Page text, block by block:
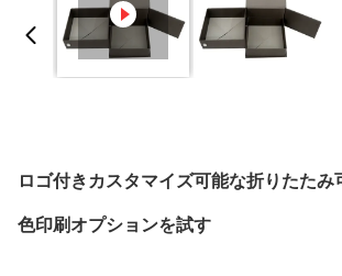
ロゴ付きカスタマイズ可能な折りたたみ
色印刷オプションを試す